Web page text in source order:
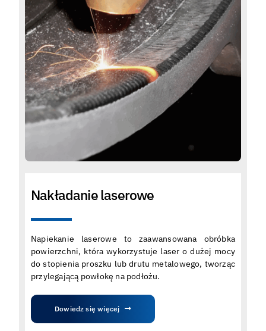
Nakładanie laserowe
Napiekanie laserowe to zaawansowana obróbka
powierzchni, która wykorzystuje laser o dużej mocy
do stopienia proszku lub drutu metalowego, tworząc
przylegającą powłokę na podłożu.
Dowiedz się więcej